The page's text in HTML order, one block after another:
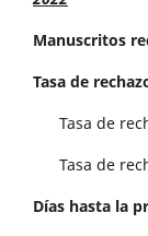
Manuscritos
Tasa de
Tasa de
Tasa de
Días hasta la